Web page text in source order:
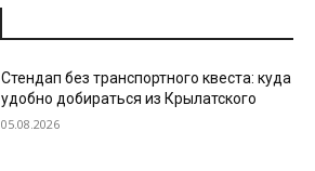
Стендап без транспортного квеста: куда
удобно добираться из Крылатского
05.08.2026